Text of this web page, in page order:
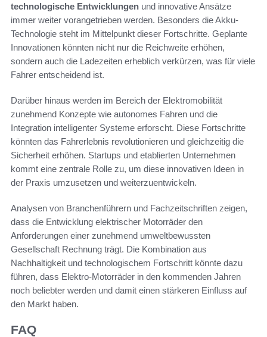
technologische Entwicklungen und innovative Ansätze
immer weiter vorangetrieben werden. Besonders die Akku-
Technologie steht im Mittelpunkt dieser Fortschritte. Geplante
Innovationen könnten nicht nur die Reichweite erhöhen,
sondern auch die Ladezeiten erheblich verkürzen, was für viele
Fahrer entscheidend ist.
Darüber hinaus werden im Bereich der Elektromobilität
zunehmend Konzepte wie autonomes Fahren und die
Integration intelligenter Systeme erforscht. Diese Fortschritte
könnten das Fahrerlebnis revolutionieren und gleichzeitig die
Sicherheit erhöhen. Startups und etablierten Unternehmen
kommt eine zentrale Rolle zu, um diese innovativen Ideen in
der Praxis umzusetzen und weiterzuentwickeln.
Analysen von Branchenführern und Fachzeitschriften zeigen,
dass die Entwicklung elektrischer Motorräder den
Anforderungen einer zunehmend umweltbewussten
Gesellschaft Rechnung trägt. Die Kombination aus
Nachhaltigkeit und technologischem Fortschritt könnte dazu
führen, dass Elektro-Motorräder in den kommenden Jahren
noch beliebter werden und damit einen stärkeren Einfluss auf
den Markt haben.
FAQ